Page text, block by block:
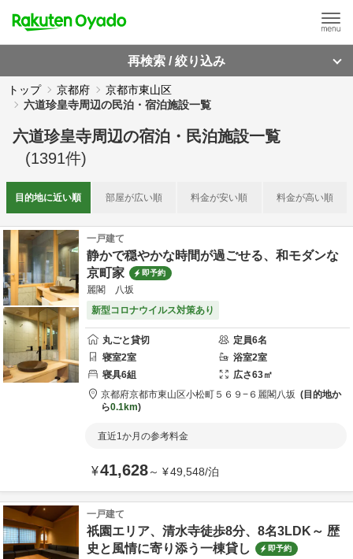
再検索 / 絞り込み
トップ 京都府
京都市東山区
六道珍皇寺周辺の民泊・宿泊施設一覧
六道珍皇寺周辺の宿泊・民泊施設一覧
(1391件)
目的地に近い順 部屋が広い順 料金が安い順 料金が高い順
一戸建て
静かで穏やかな時間が過ごせる、和モダンな
京町家
即予約
麗閣 八坂
新型コロナウイルス対策あり
丸ごと貸切 定員6名
寝室2室 浴室2室
寝具6組 広さ63㎡
京都府京都市東山区小松町５６９−６ 麗閣八坂
目的地か
ら0.1km
直近1か月の参考料金
¥41,628～ ¥49,548/泊
一戸建て
祇園エリア、清水寺徒歩8分、8名3LDK～ 歴
史と風情に寄り添う一棟貸し
即予約